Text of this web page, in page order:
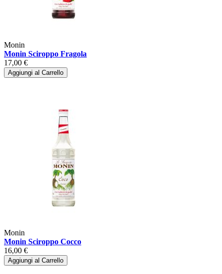
Monin
Monin Sciroppo Fragola
17,00 €
Aggiungi al Carrello
Monin
Monin Sciroppo Cocco
16,00 €
Aggiungi al Carrello